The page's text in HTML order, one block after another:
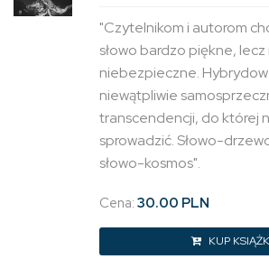
"Czytelnikom i autorom
słowo bardzo piękne,
niebezpieczne.
niewątpliwie
transcendencji, do której
sprowadzić. Słowo-
słowo-kosmos".
Cena: 30.00 PLN
KUP